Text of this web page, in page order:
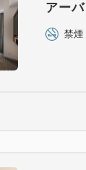
アー
禁煙